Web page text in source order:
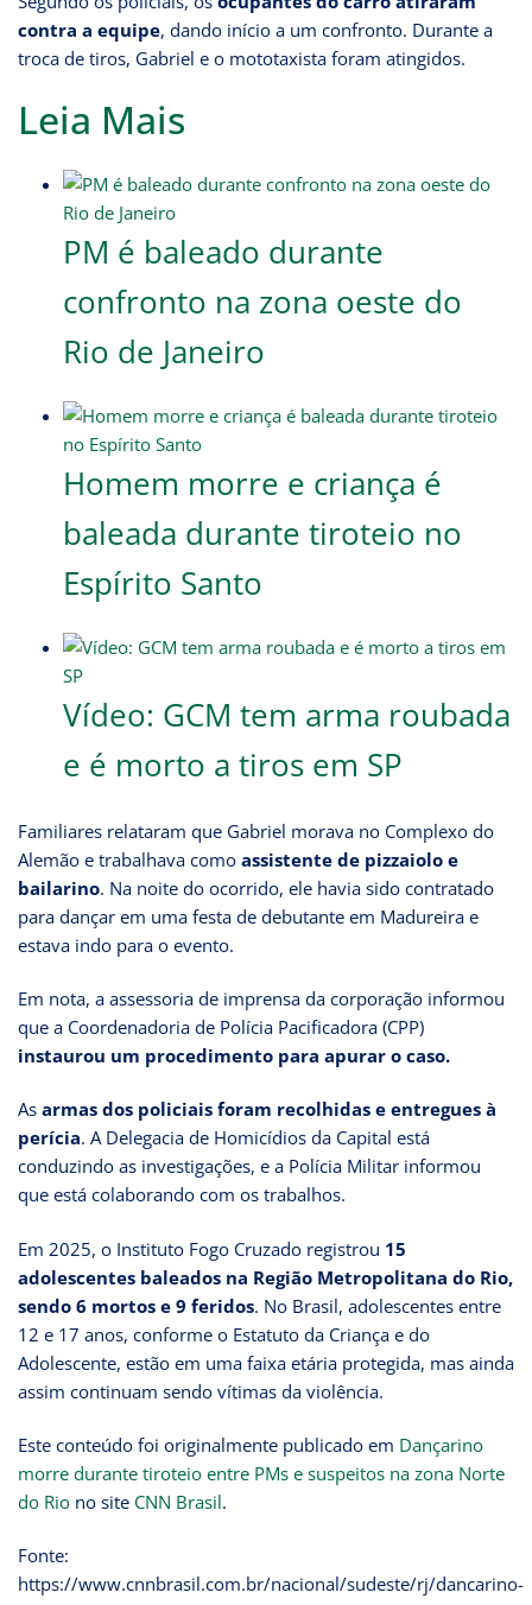
contra a equipe, dando início a um confronto. Durante a
troca de tiros, Gabriel e o mototaxista foram atingidos.
Leia Mais
PM é baleado durante
confronto na zona oeste do
Rio de Janeiro
Homem morre e criança é
baleada durante tiroteio no
Espírito Santo
Vídeo: GCM tem arma roubada
e é morto a tiros em SP
Familiares relataram que Gabriel morava no Complexo do
Alemão e trabalhava como assistente de pizzaiolo e
bailarino. Na noite do ocorrido, ele havia sido contratado
para dançar em uma festa de debutante em Madureira e
estava indo para o evento.
Em nota, a assessoria de imprensa da corporação informou
que a Coordenadoria de Polícia Pacificadora (CPP)
instaurou um procedimento para apurar o caso.
As armas dos policiais foram recolhidas e entregues à
perícia. A Delegacia de Homicídios da Capital está
conduzindo as investigações, e a Polícia Militar informou
que está colaborando com os trabalhos.
Em 2025, o Instituto Fogo Cruzado registrou 15
adolescentes baleados na Região Metropolitana do Rio,
sendo 6 mortos e 9 feridos. No Brasil, adolescentes entre
12 e 17 anos, conforme o Estatuto da Criança e do
Adolescente, estão em uma faixa etária protegida, mas ainda
assim continuam sendo vítimas da violência.
Este conteúdo foi originalmente publicado em Dançarino
morre durante tiroteio entre PMs e suspeitos na zona Norte
do Rio no site CNN Brasil.
Fonte:
https://www.cnnbrasil.com.br/nacional/sudeste/rj/dancarino-